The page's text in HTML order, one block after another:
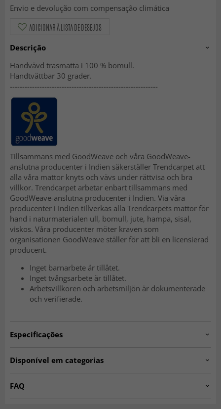
Envio e devolução com compensação climática
ADICIONAR À LISTA DE DESEJOS
Descrição
Handvävd trasmatta i 100 % bomull.
Handtvättbar 30 grader.
------------------------------------------------------------
Tillsammans med GoodWeave och våra GoodWeave-
anslutna producenter i Indien säkerställer Trendcarpet att
alla våra mattor knyts och vävs under rättvisa och bra
villkor. Trendcarpet arbetar enbart tillsammans med
GoodWeave-anslutna producenter i Indien. Via våra
producenter i Indien tillverkas alla Trendcarpets mattor för
hand i naturmaterialen ull, bomull, jute, hampa, sisal,
viskos. Våra producenter möter kraven som
organisationen GoodWeave ställer för att bli en licensierad
producent.
Inget barnarbete är tillåtet.
Inget tvångsarbete är tillåtet.
Arbetsvillkoren och arbetsmiljön är dokumenterade
och verifierade.
Especificações
Disponível em categorias
FAQ